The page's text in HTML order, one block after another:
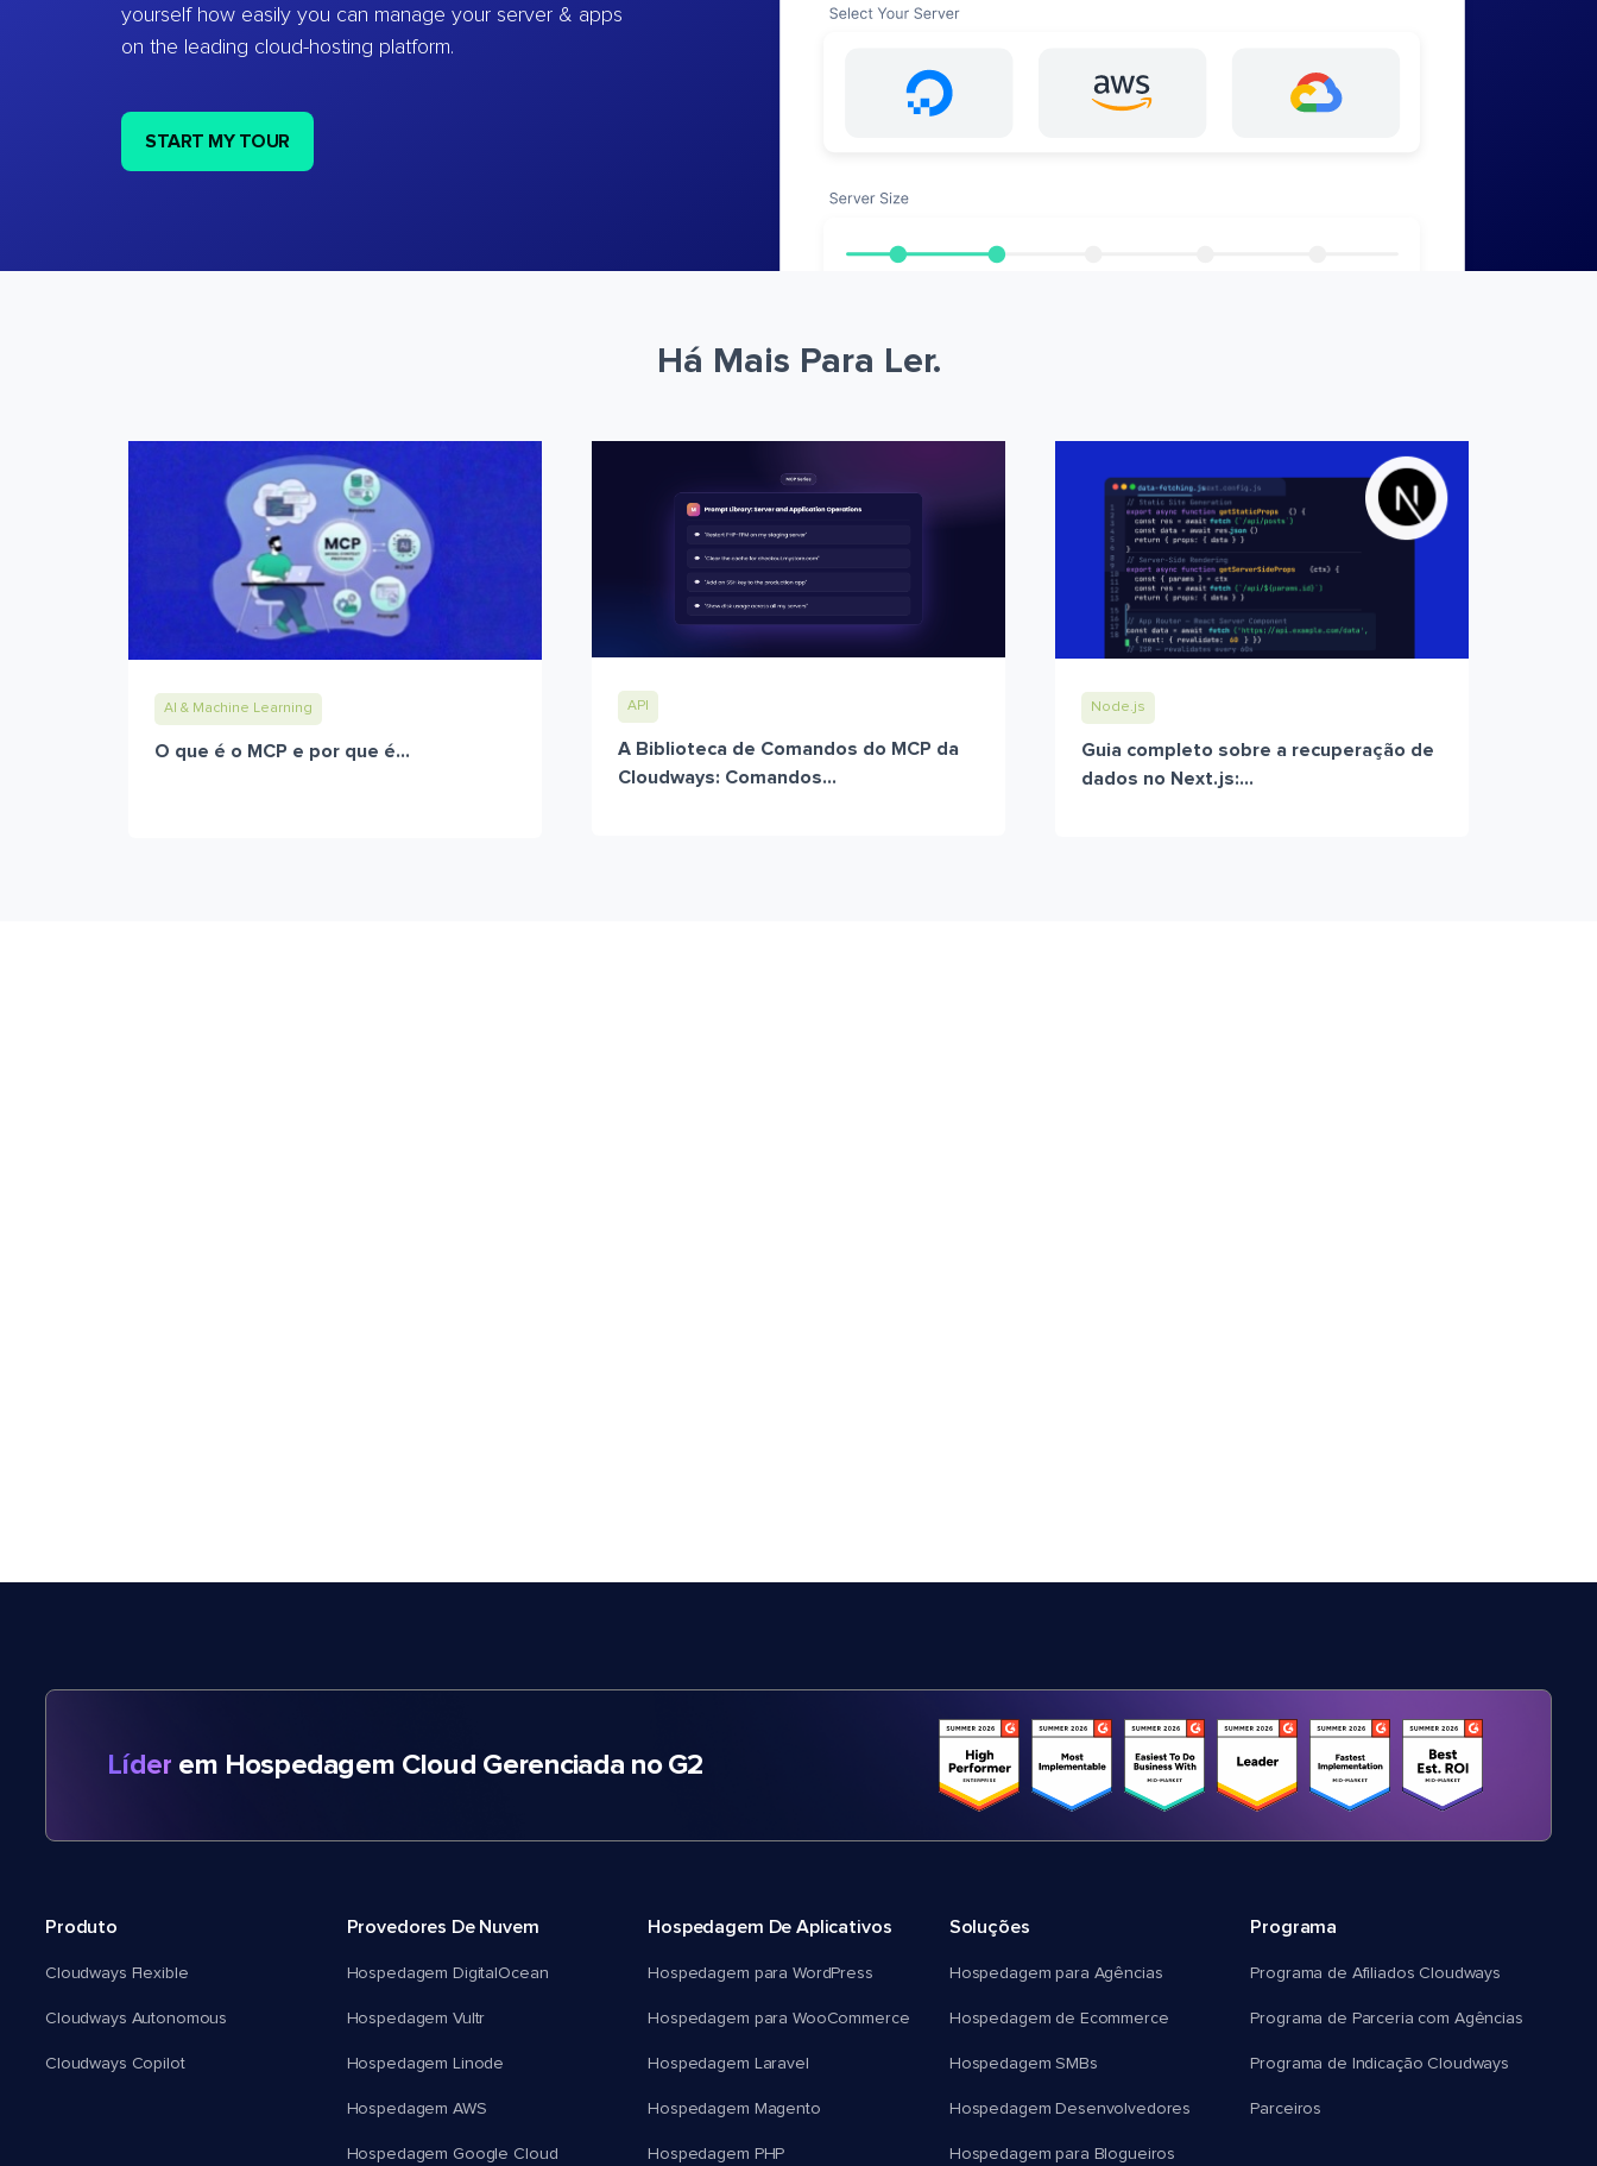
yourself how easily you can manage your server & apps
on the leading cloud-hosting platform.
START MY TOUR
Há Mais Para Ler.
AI & Machine Learning
O que é o MCP e por que é...
API
A Biblioteca de Comandos do MCP da
Cloudways: Comandos...
Node.js
Guia completo sobre a recuperação de
dados no Next.js:...
Líder em Hospedagem Cloud Gerenciada no G2
Produto
Cloudways Flexible
Cloudways Autonomous
Cloudways Copilot
Provedores De Nuvem
Hospedagem DigitalOcean
Hospedagem Vultr
Hospedagem Linode
Hospedagem AWS
Hospedagem Google Cloud
Hospedagem De Aplicativos
Hospedagem para WordPress
Hospedagem para WooCommerce
Hospedagem Laravel
Hospedagem Magento
Hospedagem PHP
Soluções
Hospedagem para Agências
Hospedagem de Ecommerce
Hospedagem SMBs
Hospedagem Desenvolvedores
Hospedagem para Blogueiros
Programa
Programa de Afiliados Cloudways
Programa de Parceria com Agências
Programa de Indicação Cloudways
Parceiros